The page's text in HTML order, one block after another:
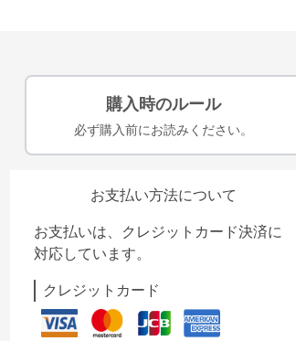
購入時のルール
必ず購入前にお読みください。
お支払い方法について
お支払いは、クレジットカード決済に
対応しています。
クレジットカード